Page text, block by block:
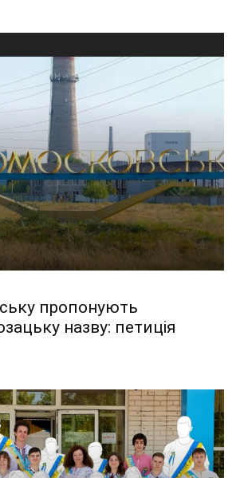
пропонують
назву: петиція